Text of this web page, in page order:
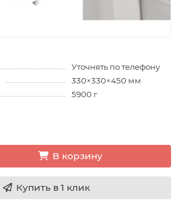
Уточнять по телефону
330×330×450 мм
5900 г
В корзину
Купить в 1 клик